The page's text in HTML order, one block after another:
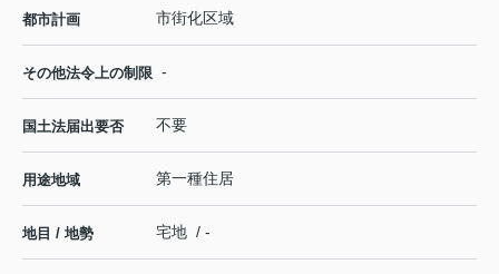
都市計画 市街化区域
その他法令上の制限 -
国土法届出要否 不要
用途地域 第一種住居
地目 / 地勢 宅地 / -